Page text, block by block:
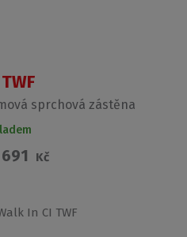
sprchová zástěna
Kč